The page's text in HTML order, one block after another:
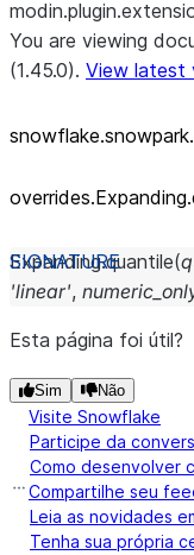
You are viewing
(1.45.0). View latest
Expanding.quantile(
'linear',
Esta página foi útil?
Sim Não
Visite Snowflake
Participe da
Como desenvolver
Compartilhe seu
Leia as novidades
Tenha sua própria